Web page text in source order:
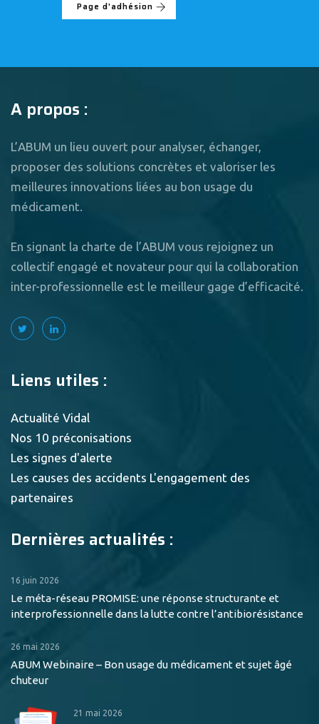
Page d'adhésion
A propos :
L’ABUM un lieu ouvert pour analyser, échanger,
proposer des solutions concrètes et valoriser les
meilleures innovations liées au bon usage du
médicament.
En signant la charte de l’ABUM vous rejoignez un
collectif engagé et novateur pour qui la collaboration
inter-professionnelle est le meilleur gage d’efficacité.
Liens utiles :
Actualité Vidal
Nos 10 préconisations
Les signes d'alerte
Les causes des accidents L'engagement des
partenaires
Dernières actualités :
16 juin 2026
Le méta-réseau PROMISE: une réponse structurante et
interprofessionnelle dans la lutte contre l’antibiorésistance
26 mai 2026
ABUM Webinaire – Bon usage du médicament et sujet âgé
chuteur
21 mai 2026